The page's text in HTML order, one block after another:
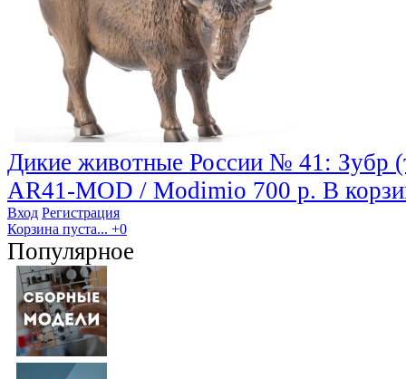
Дикие животные России № 41: Зубр
AR41-MOD / Modimio 700 р. В
Вход Регистрация
Корзина пуста... +0
Популярное